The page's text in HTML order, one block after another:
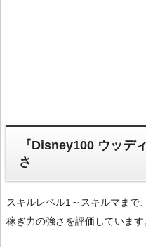
『Disney100 ウッデ
さ
スキルレベル1～スキルマまで
稼ぎ力の強さを評価しています